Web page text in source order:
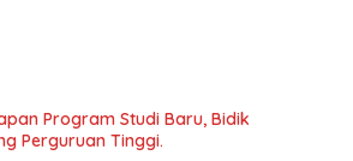
Program Studi Baru, Bidik
Perguruan Tinggi.